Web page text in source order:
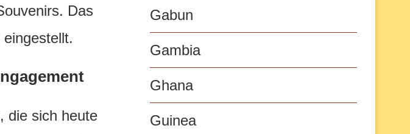
Das
die sich heute
Gabun
Gambia
Ghana
Guinea